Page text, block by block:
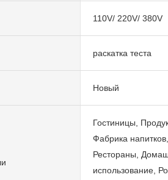
110V/ 220V/ 380V
раскатка теста
Новый
Гостиницы,
Фабрика
Рестораны,
использование,